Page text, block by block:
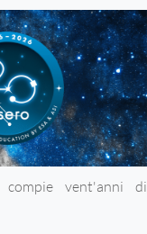
vent'anni di